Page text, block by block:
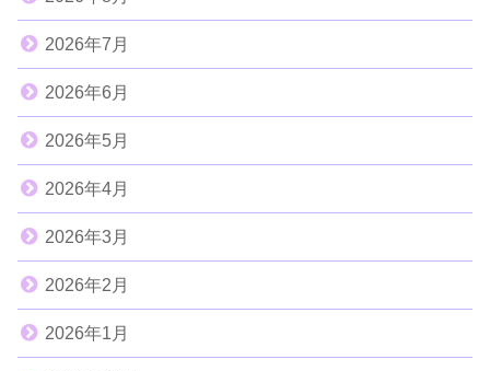
2026年7月
2026年6月
2026年5月
2026年4月
2026年3月
2026年2月
2026年1月